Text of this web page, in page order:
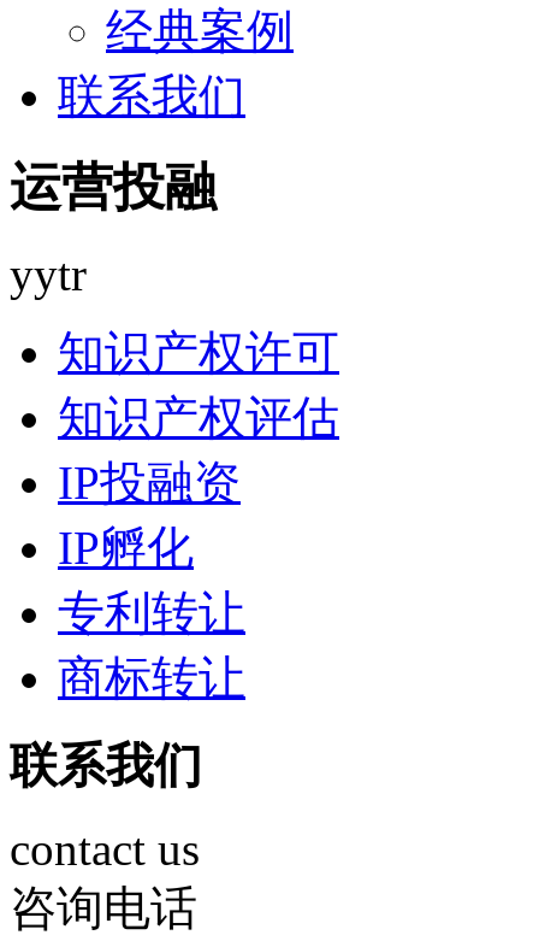
经典案例
联系我们
运营投融
yytr
知识产权许可
知识产权评估
IP投融资
IP孵化
专利转让
商标转让
联系我们
contact us
咨询电话